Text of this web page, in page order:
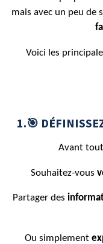
mais avec un peu de
Voici les
1.🎯
Avant
Souhaitez-vous
Partager des
Ou simplement